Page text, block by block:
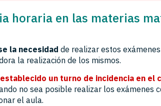
horaria en las materias
la necesidad de realizar estos
la realización de los mismos.
un turno de incidencia en el
no sea posible realizar los exámenes
el aula.